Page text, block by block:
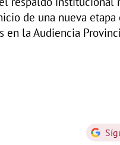
de una nueva etapa
en la Audiencia